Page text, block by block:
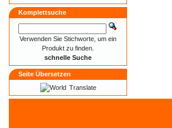
Komplettsuche
Verwenden Sie Stichworte, um ein
Produkt zu finden.
schnelle Suche
Seite Übersetzen
Translate